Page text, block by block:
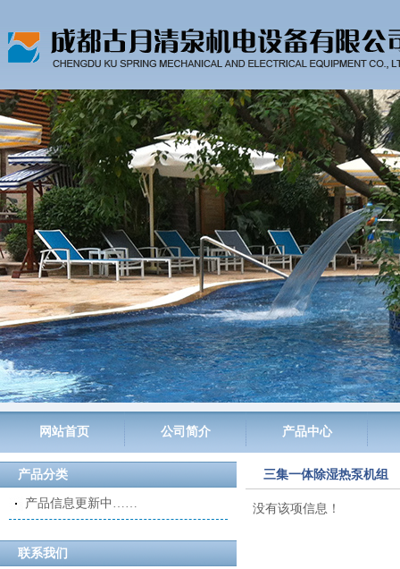
网站首页 公司简介 产品中心
产品分类
产品信息更新中……
联系我们
三集一体除湿热泵机组
没有该项信息！